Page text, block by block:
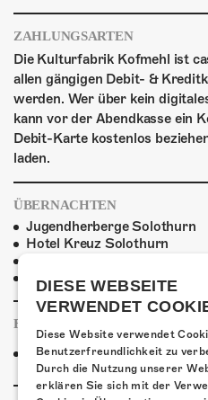
ZAHLUNGSARTEN
Die Kulturfabrik Kofmehl ist
allen gängigen Debit- &
werden. Wer über kein
kann vor der Abendkasse ein
Debit-Karte kostenlos
laden.
ÜBERNACHTEN
Jugendherberge Solothurn
Hotel Kreuz Solothurn
Weitere Unterkünfte
FOODTRUCK
Ab 18:30 Uhr verpflegt
Vorplatz aus dem Foodtruck!
DIESE WEBSEITE
VERWENDET
Diese Website verwendet
Benutzerfreundlichkeit zu
Durch die Nutzung unserer
erklären Sie sich mit der